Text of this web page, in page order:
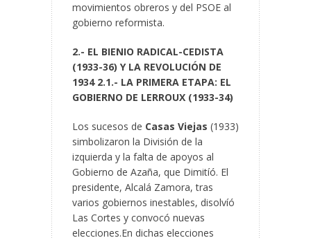
movimientos obreros y del PSOE al
gobierno reformista.
2.- EL BIENIO RADICAL-CEDISTA
(1933-36) Y LA REVOLUCIÓN DE
1934 2.1.- LA PRIMERA ETAPA: EL
GOBIERNO DE LERROUX (1933-34)
Los sucesos de Casas Viejas (1933)
simbolizaron la División de la
izquierda y la falta de apoyos al
Gobierno de Azaña, que Dimitíó. El
presidente, Alcalá Zamora, tras
varios gobiernos inestables, disolvíó
Las Cortes y convocó nuevas
elecciones.En dichas elecciones